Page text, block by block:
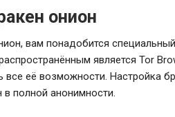
онион
вам понадобится
является Tor
все её возможности. Настройка
в полной анонимности.